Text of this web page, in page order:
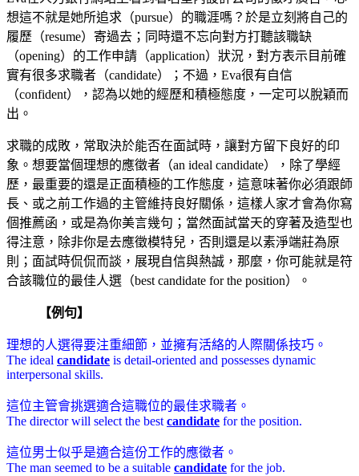
想這不就是她所追求（pursue）的職涯嗎？於是立刻將自己的
履歷（resume）寄過去；同時還不忘向對方打聽該職缺
（opening）的工作申請（application）狀況，對方表示目前確
實有很多求職者（candidate）；不過，Eva很有自信
（confident），認為以她的經歷和積極態度，一定可以脫穎而
出。
求職的成敗，常取決於能否在面試時，讓對方留下良好的印
象。想要當個理想的應徵者（an ideal candidate），除了學經
歷，最重要的還是正面積極的工作態度，這意味著你必須跟師
長、或之前工作過的主管維持良好關係，這樣人家才會為你寫
個推薦函，或是為你美言幾句；當然面試當天的穿著及造型也
得注意，除非你是去應徵模特兒，否則還是以素淨端莊為原
則；面試時侃侃而談，展現自信與熱誠，那麼，你可能就是符
合該職位的最佳人選（best candidate for the position）。
【例句】
理想的人選得要注重細節，並擁有活絡的人際關係技巧。
The ideal candidate is detail-oriented and possesses dynamic
interpersonal skills.
這位主管會挑選適合這職位的最佳求職者。
The director will select the bestcandidate for the position.
這位男士似乎是適合這份工作的應徵者。
The man seemed to be a suitable candidate for the job.